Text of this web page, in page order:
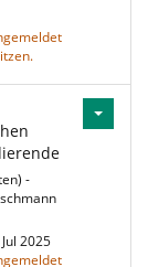
-
2025